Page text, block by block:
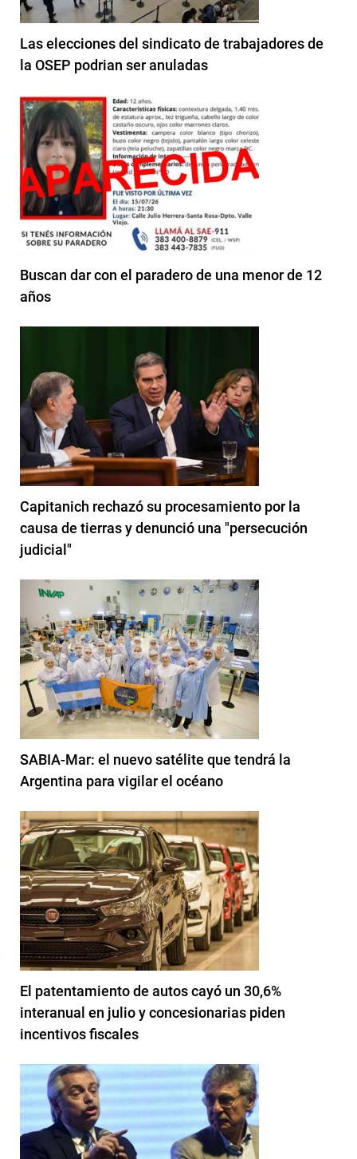
Las elecciones del sindicato de trabajadores de
la OSEP podrian ser anuladas
Buscan dar con el paradero de una menor de 12
años
Capitanich rechazó su procesamiento por la
causa de tierras y denunció una "persecución
judicial"
SABIA-Mar: el nuevo satélite que tendrá la
Argentina para vigilar el océano
El patentamiento de autos cayó un 30,6%
interanual en julio y concesionarias piden
incentivos fiscales